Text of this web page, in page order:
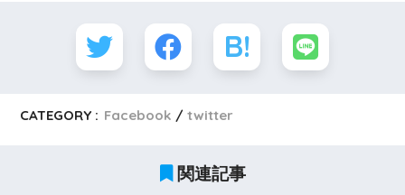
CATEGORY : Facebook twitter
関連記事